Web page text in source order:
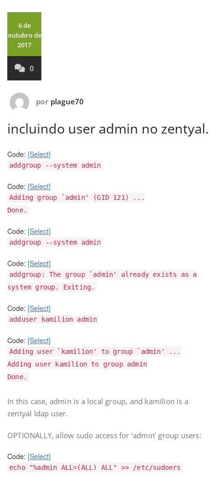
6 de
outubro de
2017
0
por plague70
incluindo user admin no zentyal.
Code: [Select]
addgroup --system admin
Code: [Select]
Adding group `admin' (GID 121) ...
Done.
Code: [Select]
addgroup --system admin
Code: [Select]
addgroup: The group `admin' already exists as a
system group. Exiting.
Code: [Select]
adduser kamilion admin
Code: [Select]
Adding user `kamilion' to group `admin' ...
Adding user kamilion to group admin
Done.
In this case, admin is a local group, and kamilion is a
zentyal ldap user.
OPTIONALLY, allow sudo access for ‘admin’ group users:
Code: [Select]
echo "%admin ALL=(ALL) ALL" >> /etc/sudoers